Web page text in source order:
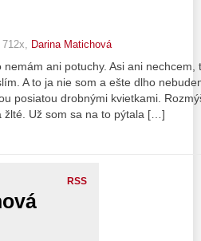
Darina Matichová
ani potuchy. Asi ani
A to ja nie som a ešte dlho
posiatou drobnými kvietkami.
žlté. Už som sa na to pýtala […]
RSS